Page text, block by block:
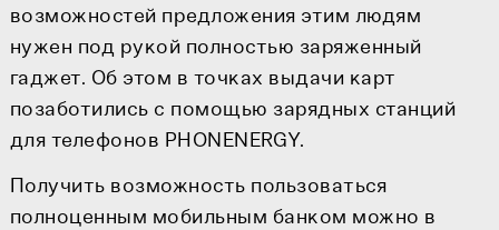
возможностей предложения этим людям
нужен под рукой полностью заряженный
гаджет. Об этом в точках выдачи карт
позаботились с помощью зарядных станций
для телефонов PHONENERGY.
Получить возможность пользоваться
полноценным мобильным банком можно в